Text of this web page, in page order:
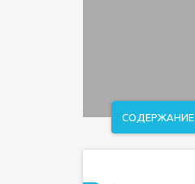
СОДЕРЖАНИЕ